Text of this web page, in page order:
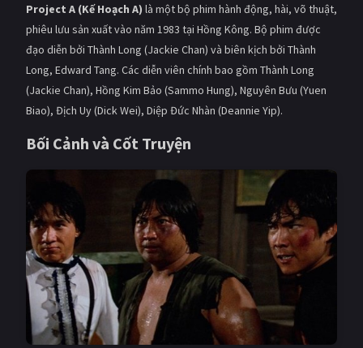
QUỐC GIA
Âu - Mỹ Trung Quốc - Hồng Kông
Hàn Quốc
Ấn Độ Việt Nam
Tổng hợp
CẬP NHẬT
PHIM MỚI
PHIM BỘ
PHIM LẺ
PHIM CHIẾU RẠP
Project A (Kế Hoạch A) là một bộ phim hành động, hài, võ thuật,
phiêu lưu sản xuất vào năm 1983 tại Hồng Kông. Bộ phim được
đạo diễn bởi Thành Long (Jackie Chan) và biên kịch bởi Thành
Long, Edward Tang. Các diễn viên chính bao gồm Thành Long
(Jackie Chan), Hồng Kim Bảo (Sammo Hung), Nguyên Bưu (Yuen
Biao), Địch Uy (Dick Wei), Diệp Đức Nhàn (Deannie Yip).
Bối Cảnh và Cốt Truyện